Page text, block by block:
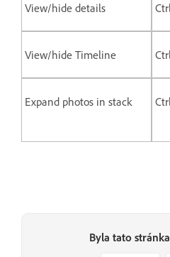
View/hide details
View/hide Timeline
Expand photos in stack
Byla tato